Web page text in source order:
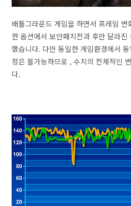
배틀그라운드 게임을 하면서 프레임 변
한 옵션에서 보안패치전과 후만 달라진
했습니다. 다만 동일한 게임환경에서
정은 불가능하므로 , 수치의 전체적인
다.